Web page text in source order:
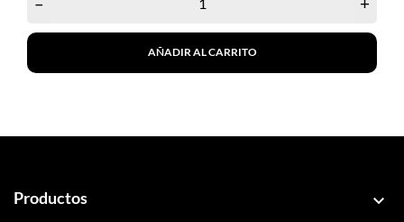
AÑADIR AL CARRITO
Productos 